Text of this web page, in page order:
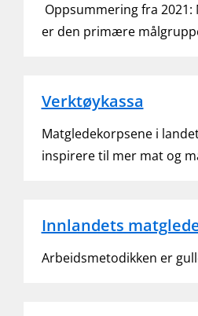
Oppsummering fra
er den primære
Verktøykassa
Matgledekorpsene i
inspirere til mer mat og
Innlandets
Arbeidsmetodikken er